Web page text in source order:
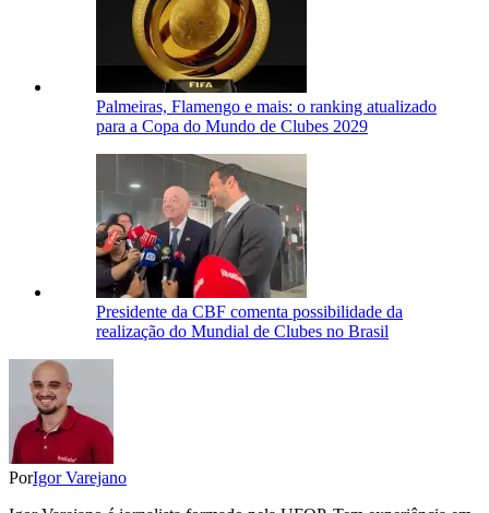
Palmeiras, Flamengo e mais: o ranking atualizado
para a Copa do Mundo de Clubes 2029
Presidente da CBF comenta possibilidade da
realização do Mundial de Clubes no Brasil
PorIgor Varejano